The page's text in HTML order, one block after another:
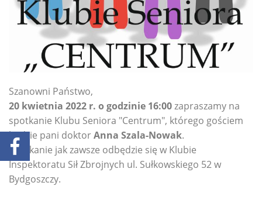
Szanowni Państwo,
20 kwietnia 2022 r. o godzinie 16:00zapraszamy na
spotkanie Klubu Seniora "Centrum", którego gościem
będzie pani doktorAnna Szala-Nowak.
Spotkanie jak zawsze odbędzie się w Klubie
Inspektoratu Sił Zbrojnych ul. Sułkowskiego 52 w
Bydgoszczy.